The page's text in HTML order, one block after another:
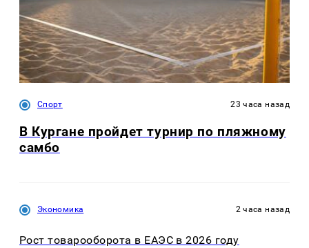
Спорт 23 часа назад
В Кургане пройдет турнир по пляжному
самбо
Экономика 2 часа назад
Рост товарооборота в ЕАЭС в 2026 году